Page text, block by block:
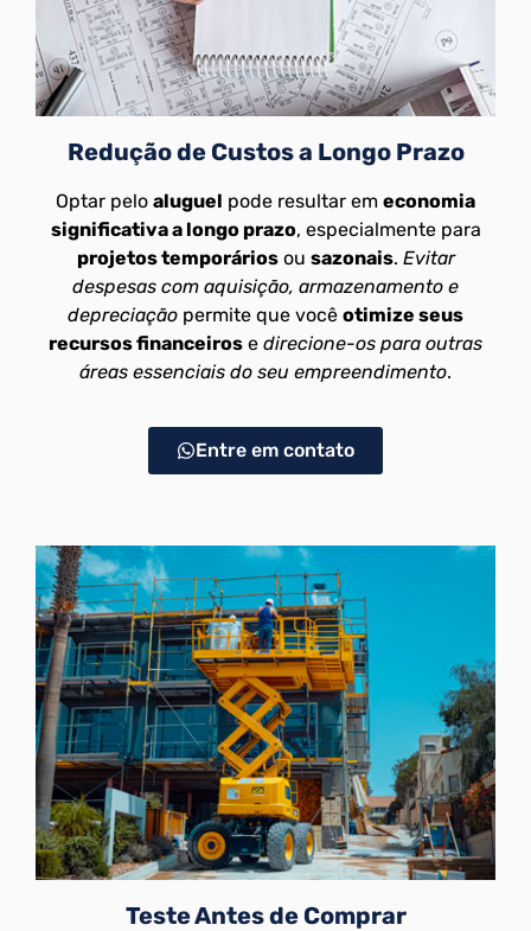
Redução de Custos a Longo Prazo
Optar pelo aluguel pode resultar em economia
significativa a longo prazo, especialmente para
projetos temporáriosou sazonais. Evitar
despesas com aquisição, armazenamento e
depreciação permite que você otimize seus
recursos financeiros e direcione-os para outras
áreas essenciais do seu empreendimento.
Entre em contato
Teste Antes de Comprar